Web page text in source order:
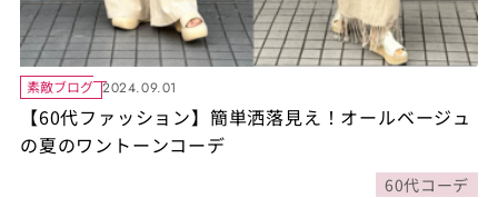
素敵ブログ 2024.09.01
【60代ファッション】簡単洒落見え！オールベージュ
の夏のワントーンコーデ
60代コーデ